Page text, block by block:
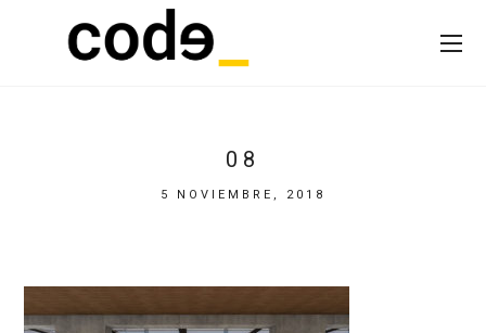
08
5 NOVIEMBRE, 2018